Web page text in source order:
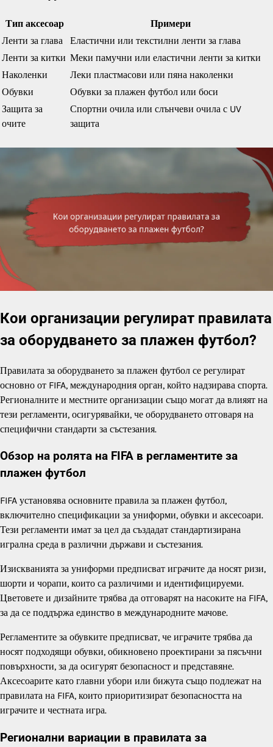
Тип аксесоар
Примери
Ленти за глава
Еластични или текстилни ленти за глава
Ленти за китки Меки памучни или еластични ленти за китки
Наколенки
Леки пластмасови или пяна наколенки
Обувки
Обувки за плажен футбол или боси
Защита за
очите
Спортни очила или слънчеви очила с UV
защита
Кои организации регулират правилата
за оборудването за плажен футбол?
Правилата за оборудването за плажен футбол се регулират
основно от FIFA, международния орган, който надзирава спорта.
Регионалните и местните организации също могат да влияят на
тези регламенти, осигурявайки, че оборудването отговаря на
специфични стандарти за състезания.
Обзор на ролята на FIFA в регламентите за
плажен футбол
FIFA установява основните правила за плажен футбол,
включително спецификации за униформи, обувки и аксесоари.
Тези регламенти имат за цел да създадат стандартизирана
игрална среда в различни държави и състезания.
Изискванията за униформи предписват играчите да носят ризи,
шорти и чорапи, които са различими и идентифицируеми.
Цветовете и дизайните трябва да отговарят на насоките на FIFA,
за да се поддържа единство в международните мачове.
Регламентите за обувките предписват, че играчите трябва да
носят подходящи обувки, обикновено проектирани за пясъчни
повърхности, за да осигурят безопасност и представяне.
Аксесоарите като главни убори или бижута също подлежат на
правилата на FIFA, които приоритизират безопасността на
играчите и честната игра.
Регионални вариации в правилата за